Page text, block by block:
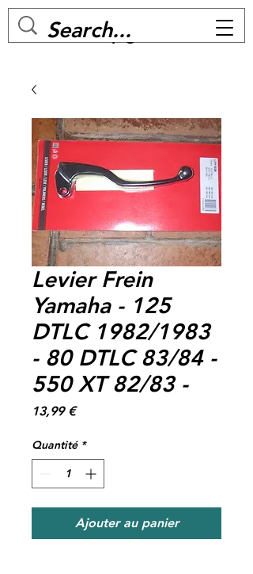
MC BIKE Perpignan
Levier Frein
Yamaha - 125
DTLC 1982/1983
- 80 DTLC 83/84 -
550 XT 82/83 -
13,99 €Prix
Quantité *
Ajouter au panier